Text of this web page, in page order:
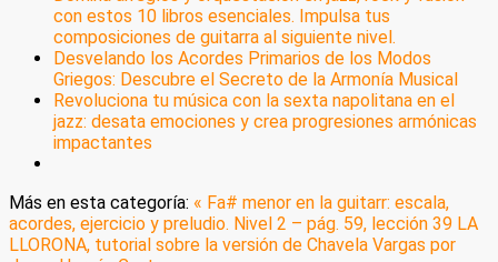
con estos 10 libros esenciales. Impulsa tus
composiciones de guitarra al siguiente nivel.
Desvelando los Acordes Primarios de los Modos
Griegos: Descubre el Secreto de la Armonía Musical
Revoluciona tu música con la sexta napolitana en el
jazz: desata emociones y crea progresiones armónicas
impactantes
Más en esta categoría: « Fa# menor en la guitarr: escala,
acordes, ejercicio y preludio. Nivel 2 – pág. 59, lección 39 LA
LLORONA, tutorial sobre la versión de Chavela Vargas por